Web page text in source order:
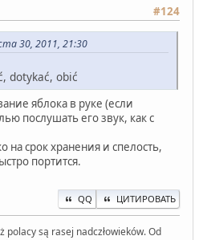
#124
30, 2011, 21:30
dotykać, obić
яблока в руке (если
послушать его звук, как с
на срок хранения и спелость,
портится.
QQ ЦИТИРОВАТЬ
polacy są rasej nadczłowieków. Od